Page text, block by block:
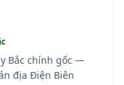
Bắc chính gốc —
địa Điện Biên